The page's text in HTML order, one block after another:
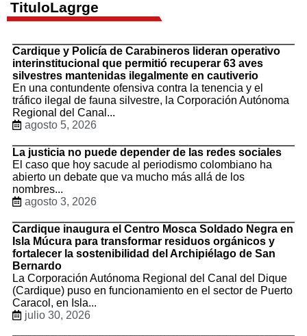
TituloLagrge
Cardique y Policía de Carabineros lideran operativo
interinstitucional que permitió recuperar 63 aves
silvestres mantenidas ilegalmente en cautiverio
En una contundente ofensiva contra la tenencia y el
tráfico ilegal de fauna silvestre, la Corporación Autónoma
Regional del Canal...
agosto 5, 2026
La justicia no puede depender de las redes sociales
El caso que hoy sacude al periodismo colombiano ha
abierto un debate que va mucho más allá de los
nombres...
agosto 3, 2026
Cardique inaugura el Centro Mosca Soldado Negra en
Isla Múcura para transformar residuos orgánicos y
fortalecer la sostenibilidad del Archipiélago de San
Bernardo
La Corporación Autónoma Regional del Canal del Dique
(Cardique) puso en funcionamiento en el sector de Puerto
Caracol, en Isla...
julio 30, 2026